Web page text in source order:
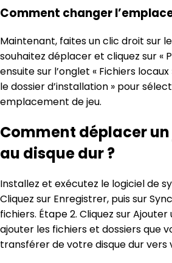
Comment changer
Maintenant, faites un clic droit sur
souhaitez déplacer et cliquez sur «
ensuite sur l’onglet « Fichiers
le dossier d’installation » pour
emplacement de jeu.
Comment déplacer un
au disque dur ?
Installez et exécutez le logiciel de
Cliquez sur Enregistrer, puis sur
fichiers. Étape 2. Cliquez sur
ajouter les fichiers et dossiers que
transférer de votre disque dur vers